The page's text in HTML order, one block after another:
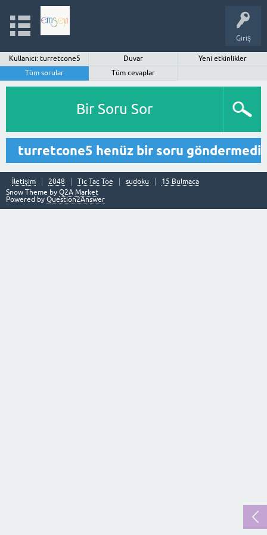
Giriş
Kullanıcı: turretcone5 Duvar
Yeni etkinlikler
Tüm sorular
Tüm cevaplar
Bir Soru Sor
turretcone5 henüz bir soru göndermedi
İletişim 2048 Tic Tac Toe sudoku
15 Bulmaca
Snow Theme by Q2A Market
Powered by Question2Answer